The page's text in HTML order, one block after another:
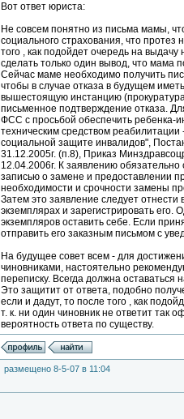
Вот ответ юриста:
Не совсем понятно из письма мамы,
социального страхования, что протез
того , как подойдет очередь на
сделать только один вывод, что мама
Сейчас маме необходимо получить
чтобы в случае отказа в будущем
вышестоящую инстанцию
письменное подтверждение отказа.
ФСС с просьбой обеспечить
техническим средством
социальной защите инвалидов",
31.12.2005г. (п.8), Приказ
12.04.2006г. К заявлению
записью о замене и предоставлении
необходимости и срочности замены
Затем это заявление следует
экземплярах и зарегистрировать его.
экземпляров оставить себе. Если
отправить его заказным письмом с
На будущее совет всем - для
чиновниками, настоятельно
переписку. Всегда должна оставаться
Это защитит от ответа, подобно
если и дадут, то после того , как
т. к. ни один чиновник не ответит так
вероятность ответа по существу.
размещено 8-5-07 в 11:04